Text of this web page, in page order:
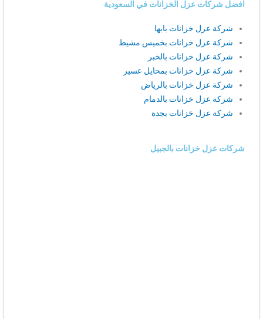
افضل شركات عزل الخزانات في السعودية
شركة عزل خزانات بابها
شركة عزل خزانات بخميس مشيط
شركة عزل خزانات بالخبر
شركة عزل خزانات بمحايل عسير
شركة عزل خزانات بالرياض
شركة عزل خزانات بالدمام
شركة عزل خزانات بجدة
شركات عزل خزانات بالجبيل